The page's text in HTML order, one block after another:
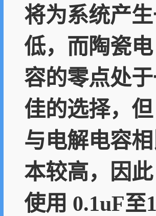
将为系统产
低，而陶瓷电
容的零点处
佳的选择，但
与电解电容
本较高，因此
使用 0.1uF至